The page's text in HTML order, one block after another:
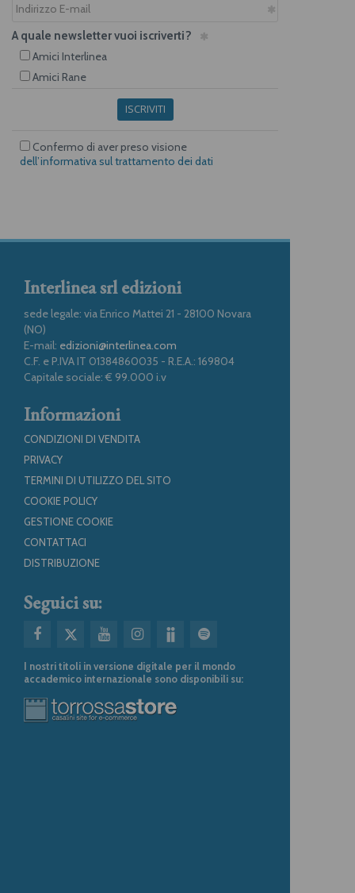
A quale newsletter vuoi iscriverti?
Amici Interlinea
Amici Rane
ISCRIVITI
Confermo di aver preso visione
dell’informativa sul trattamento dei dati
Interlinea srl edizioni
sede legale: via Enrico Mattei 21 - 28100 Novara
(NO)
E-mail: edizioni@interlinea.com
C.F. e P.IVA IT 01384860035 - R.E.A.: 169804
Capitale sociale: € 99.000 i.v
Informazioni
CONDIZIONI DI VENDITA
PRIVACY
TERMINI DI UTILIZZO DEL SITO
COOKIE POLICY
GESTIONE COOKIE
CONTATTACI
DISTRIBUZIONE
Seguici su:
I nostri titoli in versione digitale per il mondo
accademico internazionale sono disponibili su: